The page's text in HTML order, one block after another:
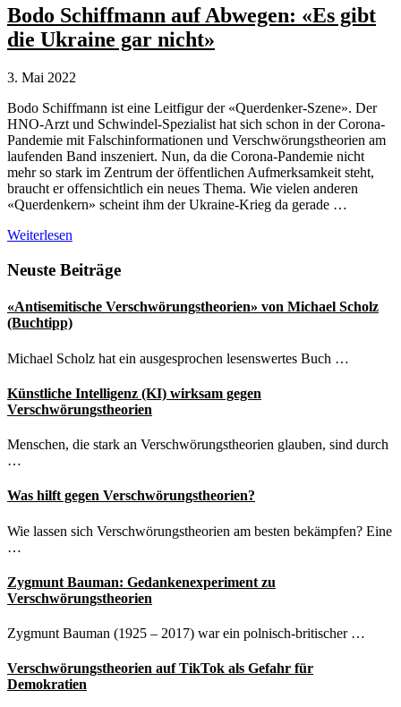
und
die
Kreml-
vom
Putsch»
in
der
Ukraine
Bodo Schiffmann auf Abwegen: «Es gibt
die Ukraine gar nicht»
3. Mai 2022
Bodo Schiffmann ist eine Leitfigur der «Querdenker-Szene». Der
HNO-Arzt und Schwindel-Spezialist hat sich schon in der Corona-
Pandemie mit Falschinformationen und Verschwörungstheorien am
laufenden Band inszeniert. Nun, da die Corona-Pandemie nicht
mehr so stark im Zentrum der öffentlichen Aufmerksamkeit steht,
braucht er offensichtlich ein neues Thema. Wie vielen anderen
«Querdenkern» scheint ihm der Ukraine-Krieg da gerade …
Bodo
auf
«Es
gibt
die
gar
Weiterlesen
Seitenspalte
Neuste Beiträge
«Antisemitische Verschwörungstheorien» von Michael Scholz
(Buchtipp)
Michael Scholz hat ein ausgesprochen lesenswertes Buch …
Künstliche Intelligenz (KI) wirksam gegen
Verschwörungstheorien
Menschen, die stark an Verschwörungstheorien glauben, sind durch
…
Was hilft gegen Verschwörungstheorien?
Wie lassen sich Verschwörungstheorien am besten bekämpfen? Eine
…
Zygmunt Bauman: Gedankenexperiment zu
Verschwörungstheorien
Zygmunt Bauman (1925 – 2017) war ein polnisch-britischer …
Verschwörungstheorien auf TikTok als Gefahr für
Demokratien